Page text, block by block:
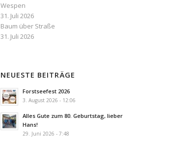
Wespen
31. Juli 2026
Baum über Straße
31. Juli 2026
NEUESTE BEITRÄGE
Forstseefest 2026
3. August 2026 - 12:06
Alles Gute zum 80. Geburtstag, lieber
Hans!
29. Juni 2026 - 7:48